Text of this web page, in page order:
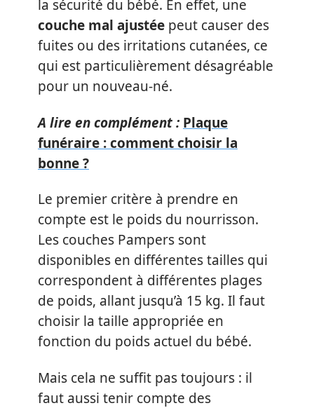
la sécurité du bébé. En effet, une
couche mal ajustée peut causer des
fuites ou des irritations cutanées, ce
qui est particulièrement désagréable
pour un nouveau-né.
A lire en complément : Plaque
funéraire : comment choisir la
bonne ?
Le premier critère à prendre en
compte est le poids du nourrisson.
Les couches Pampers sont
disponibles en différentes tailles qui
correspondent à différentes plages
de poids, allant jusqu’à 15 kg. Il faut
choisir la taille appropriée en
fonction du poids actuel du bébé.
Mais cela ne suffit pas toujours : il
faut aussi tenir compte des